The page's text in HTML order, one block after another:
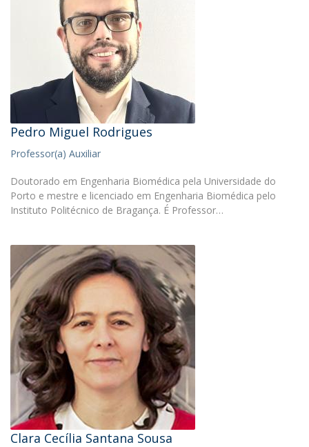
Pedro Miguel Rodrigues
Professor(a) Auxiliar
Doutorado em Engenharia Biomédica pela Universidade do
Porto e mestre e licenciado em Engenharia Biomédica pelo
Instituto Politécnico de Bragança. É Professor…
Clara Cecília Santana Sousa